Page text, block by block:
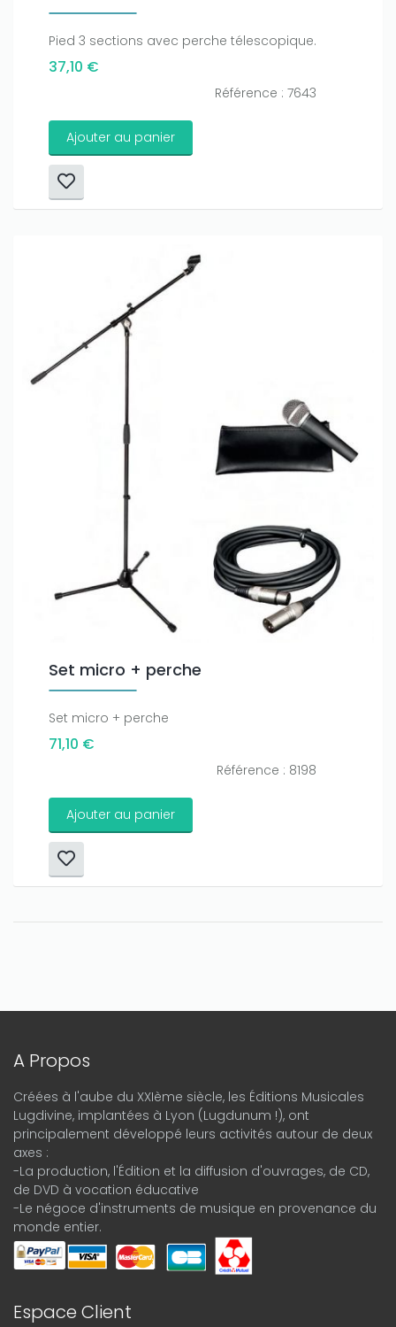
Pied 3 sections avec perche télescopique.
37,10 €
Référence : 7643
Ajouter au panier
Set micro + perche
Set micro + perche
71,10 €
Référence : 8198
Ajouter au panier
A Propos
Créées à l'aube du XXIème siècle, les Éditions Musicales
Lugdivine, implantées à Lyon (Lugdunum !), ont
principalement développé leurs activités autour de deux
axes :
-La production, l'Édition et la diffusion d'ouvrages, de CD,
de DVD à vocation éducative
-Le négoce d'instruments de musique en provenance du
monde entier.
Espace Client